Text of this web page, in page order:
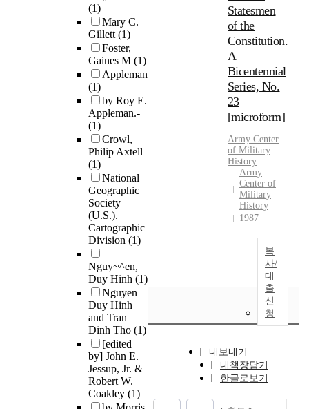
(1)
Mary C.
Gillett(1)
Foster,
Gaines M (1)
Appleman
(1)
by Roy E.
Appleman.-
(1)
Crowl,
Philip Axtell
(1)
National
Geographic
Society
(U.S.).
Cartographic
Division (1)
Nguy~^en,
Duy Hinh (1)
Nguyen
Duy Hinh
and Tran
Dinh Tho (1)
[edited
by] John E.
Jessup, Jr. &
Robert W.
Coakley (1)
Statesmen
of the
Constitution.
A
Bicentennial
Series, No.
23
[microform]
Army Center
of Military
History
Army
Center of
Military
History
1987
복
사/
대
출
신
청
내보내기
내책장담기
한글로보기